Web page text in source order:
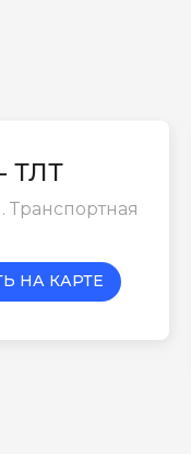
ТЛТ
Транспортная
НА КАРТЕ